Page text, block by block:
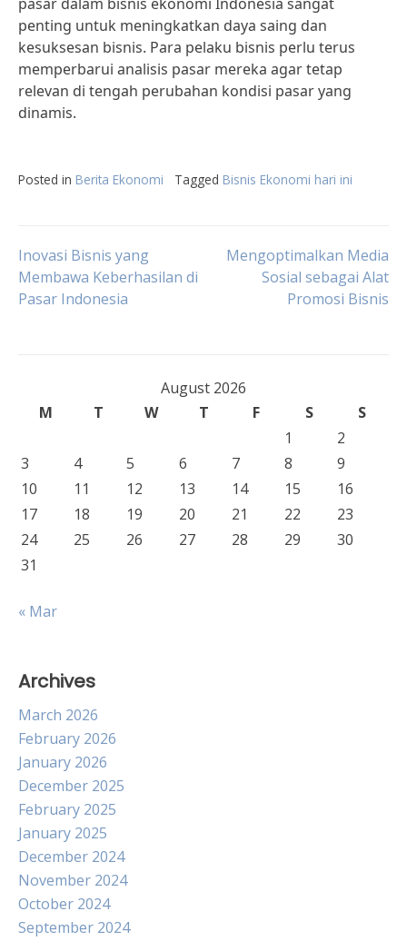
penting untuk meningkatkan daya saing dan
kesuksesan bisnis. Para pelaku bisnis perlu terus
memperbarui analisis pasar mereka agar tetap
relevan di tengah perubahan kondisi pasar yang
dinamis.
Posted in Berita Ekonomi Tagged Bisnis Ekonomi hari ini
Post
navigation
Inovasi Bisnis yang
Membawa Keberhasilan di
Pasar Indonesia
Mengoptimalkan Media
Sosial sebagai Alat
Promosi Bisnis
August 2026
M
T W T F S
S
1
2
3
4 5 6 7 8
9
10
11 12 13 14 15
16
17
18 19 20 21 22
23
24
25 26 27 28 29
30
31
« Mar
Archives
March 2026
February 2026
January 2026
December 2025
February 2025
January 2025
December 2024
November 2024
October 2024
September 2024